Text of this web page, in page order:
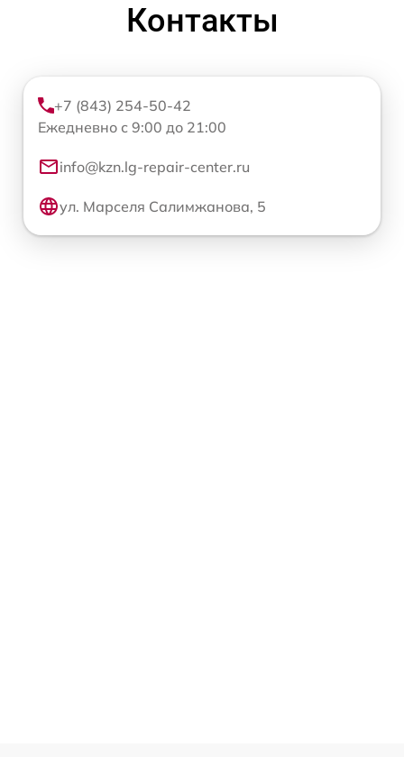
Контакты
+7 (843) 254-50-42
Ежедневно с 9:00 до 21:00
info@kzn.lg-repair-center.ru
ул. Марселя Салимжанова, 5